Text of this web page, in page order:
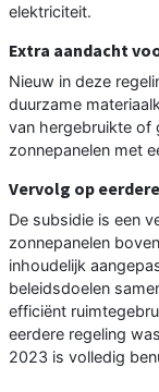
elektriciteit.
Extra aandacht
Nieuw in deze
duurzame
van hergebruikte of
zonnepanelen met
Vervolg op
De subsidie is een
zonnepanelen
inhoudelijk
beleidsdoelen
efficiënt
eerdere regeling
2023 is volledig